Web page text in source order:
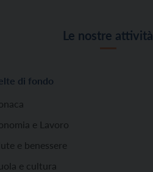
Le nostre attività
di fondo
e Lavoro
e benessere
e cultura